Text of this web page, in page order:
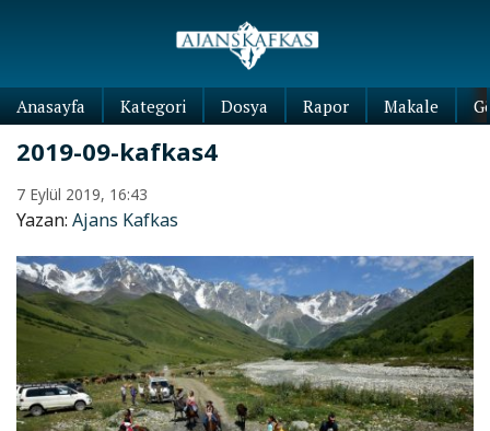
Anasayfa Kategori Dosya Rapor Makale
2019-09-kafkas4
7 Eylül 2019, 16:43
Yazan: Ajans Kafkas